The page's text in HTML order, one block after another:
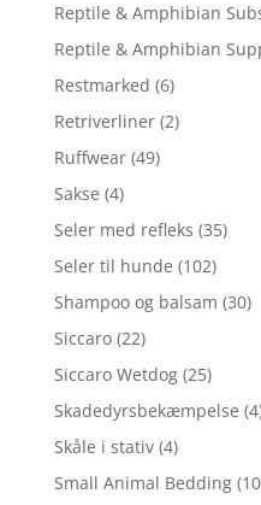
Reptile & Amphibian
Reptile & Amphibian
Restmarked (6)
Retriverliner (2)
Ruffwear (49)
Sakse (4)
Seler med refleks (35)
Seler til hunde (102)
Shampoo og balsam (30)
Siccaro (22)
Siccaro Wetdog (25)
Skadedyrsbekæmpelse
Skåle i stativ (4)
Small Animal Bedding